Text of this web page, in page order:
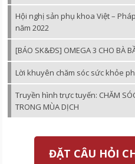
Hội nghị sản phụ khoa Việt –
năm 2022
[BÁO SK&ĐS] OMEGA 3 CHO BÀ
Lời khuyên chăm sóc sức khỏe
Truyền hình trực tuyến: CHĂM
TRONG MÙA DỊCH
ĐẶT CÂU HỎI